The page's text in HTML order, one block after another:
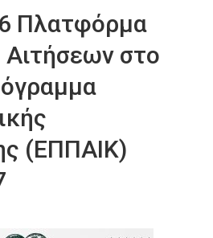
Πλατφόρμα
στο
(ΕΠΠΑΙΚ)